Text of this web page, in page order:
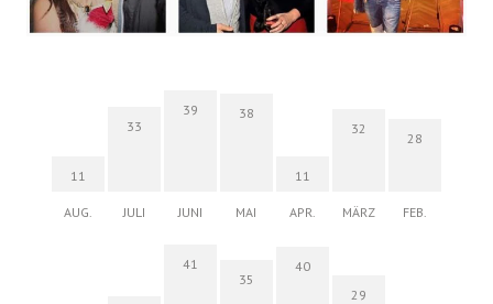
11
AUG.
33
JULI
39
JUNI
38
MAI
11
APR.
32
MÄRZ
28
FEB.
41
35
40
29